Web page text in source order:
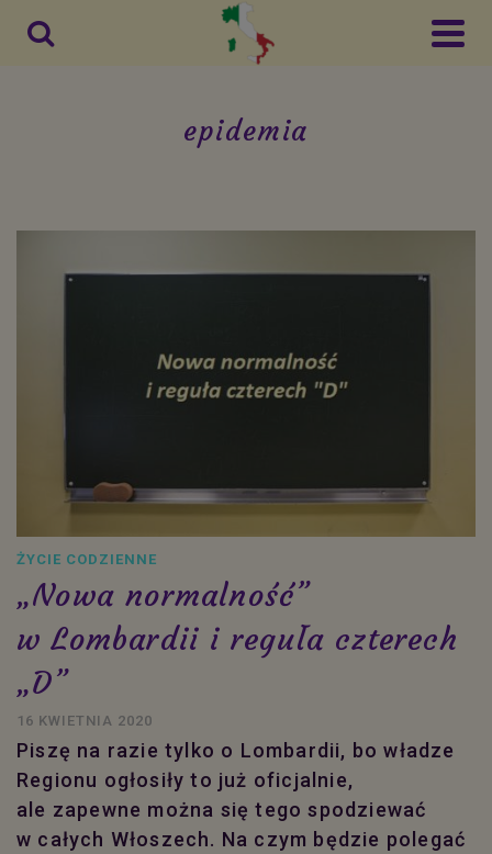
epidemia
ŻYCIE CODZIENNE
„Nowa normalność”
w Lombardii i reguła czterech
„D”
16 KWIETNIA 2020
Piszę na razie tylko o Lombardii, bo władze
Regionu ogłosiły to już oficjalnie,
ale zapewne można się tego spodziewać
w całych Włoszech. Na czym będzie polegać